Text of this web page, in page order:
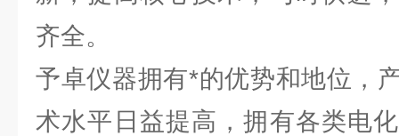
齐全。
予卓仪器拥有*的优势和地位，
术水平日益提高，拥有各类电